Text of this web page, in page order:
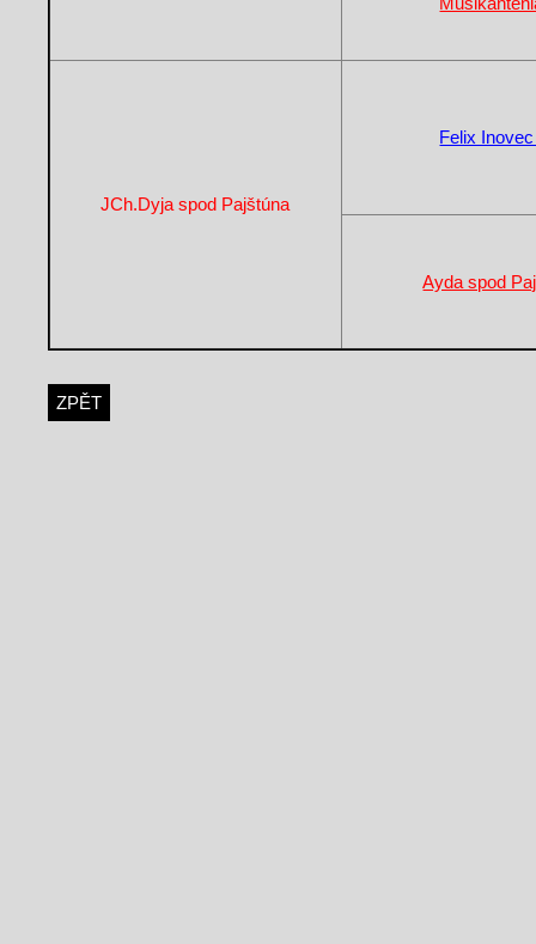
JCh.Dyja spod Pajštúna
Felix
Ayda spod
ZPĚT